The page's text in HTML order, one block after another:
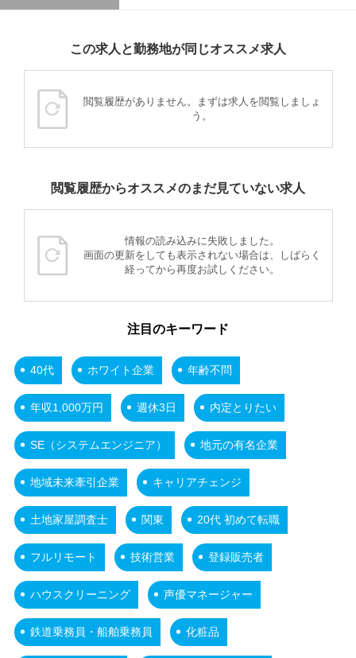
この求人と勤務地が同じオススメ求人
閲覧履歴がありません。まずは求人を閲覧しましょ
う。
閲覧履歴からオススメのまだ見ていない求人
情報の読み込みに失敗しました。
画面の更新をしても表示されない場合は、しばらく
経ってから再度お試しください。
注目のキーワード
40代 ホワイト企業 年齢不問
年収1,000万円 週休3日 内定とりたい
SE（システムエンジニア） 地元の有名企業
地域未来牽引企業 キャリアチェンジ
土地家屋調査士 関東 20代 初めて転職
フルリモート 技術営業 登録販売者
ハウスクリーニング 声優マネージャー
鉄道乗務員・船舶乗務員 化粧品